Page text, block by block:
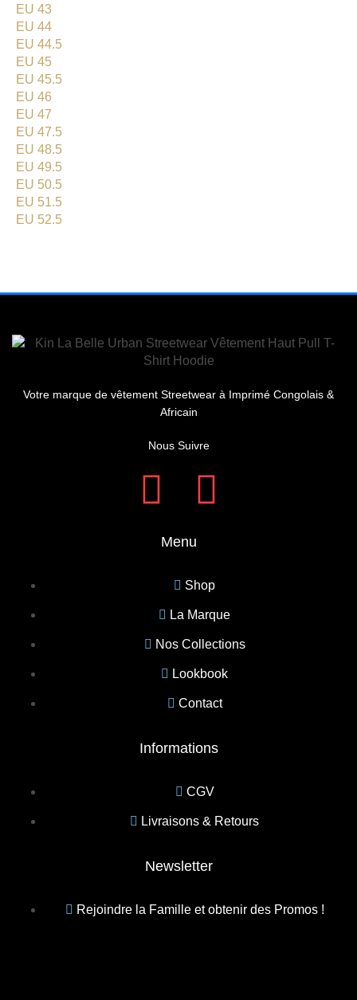
EU 43
EU 44
EU 44.5
EU 45
EU 45.5
EU 46
EU 47
EU 47.5
EU 48.5
EU 49.5
EU 50.5
EU 51.5
EU 52.5
Votre marque de vêtement Streetwear à Imprimé Congolais &
Africain
Nous Suivre
Menu
Shop
La Marque
Nos Collections
Lookbook
Contact
Informations
CGV
Livraisons & Retours
Newsletter
Rejoindre la Famille et obtenir des Promos !